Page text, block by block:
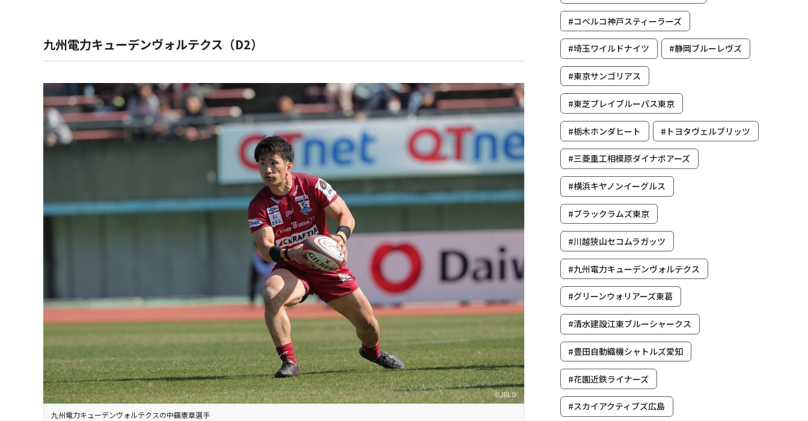
九州電力キューデンヴォルテクス（D2）
九州電力キューデンヴォルテクスの中靍憲章選手
#コベルコ神戸スティーラーズ
#埼玉ワイルドナイツ #静岡ブルーレヴズ
#東京サンゴリアス
#東芝ブレイブルーパス東京
#栃木ホンダヒート #トヨタヴェルブリッツ
#三菱重工相模原ダイナボアーズ
#横浜キヤノンイーグルス
#ブラックラムズ東京
#川越狭山セコムラガッツ
#九州電力キューデンヴォルテクス
#グリーンウォリアーズ東葛
#清水建設江東ブルーシャークス
#豊田自動織機シャトルズ愛知
#花園近鉄ライナーズ
#スカイアクティブズ広島